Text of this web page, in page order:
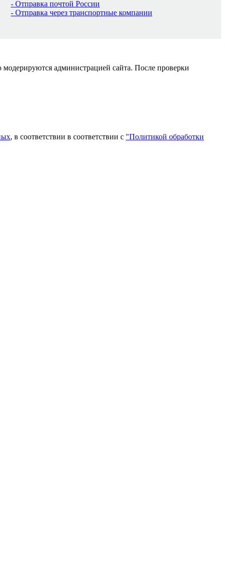
- Отправка почтой России
- Отправка через транспортные компании
администрацией сайта. После проверки
, в соответствии в соответствии с "Политикой обработки